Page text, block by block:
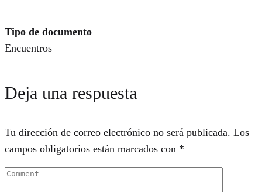
Tipo de documento
Encuentros
Deja una respuesta
Tu dirección de correo electrónico no será publicada. Los
campos obligatorios están marcados con *